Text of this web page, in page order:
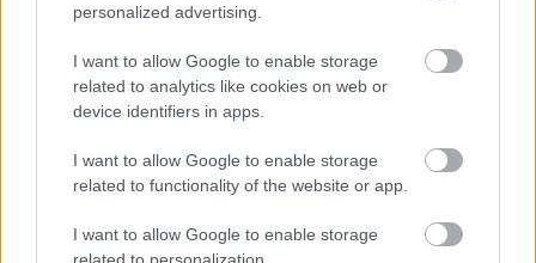
personalized advertising.
I want to allow Google to enable storage
related to analytics like cookies on web or
device identifiers in apps.
I want to allow Google to enable storage
related to functionality of the website or app.
I want to allow Google to enable storage
related to personalization.